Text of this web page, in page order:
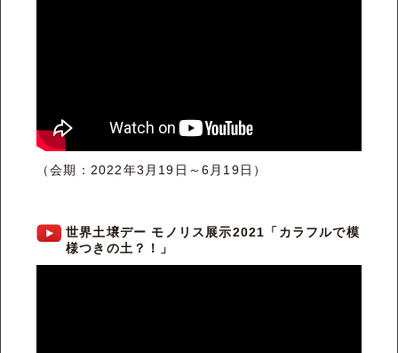
（会期：2022年3月19日～6月19日）
世界土壌デー モノリス展示2021「カラフルで模
様つきの土？！」